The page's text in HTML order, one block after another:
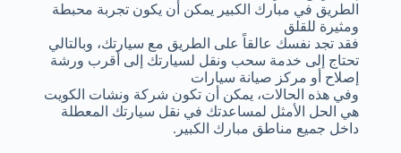
الطريق في مبارك الكبير يمكن أن يكون تجربة محبطة
ومثيرة للقلق
فقد تجد نفسك عالقاً على الطريق مع سيارتك، وبالتالي
تحتاج إلى خدمة سحب ونقل لسيارتك إلى أقرب ورشة
إصلاح أو مركز صيانة سيارات
وفي هذه الحالات، يمكن أن تكون شركة ونشات الكويت
هي الحل الأمثل لمساعدتك في نقل سيارتك المعطلة
داخل جميع مناطق مبارك الكبير.